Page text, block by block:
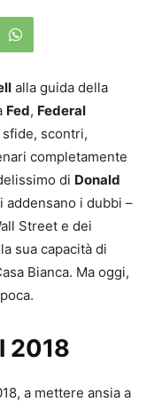
alla guida della
Fed, Federal
scontri,
completamente
di Donald
addensano i dubbi –
Street e dei
sua capacità di
Bianca. Ma oggi,
2018
a mettere ansia a